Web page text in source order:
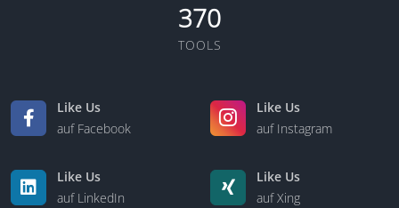
370
TOOLS
Like Us
auf Facebook
Like Us
auf Instagram
Like Us
auf LinkedIn
Like Us
auf Xing